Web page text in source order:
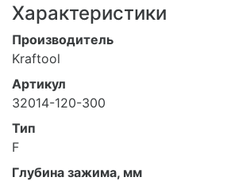
Характеристики
Производитель
Kraftool
Артикул
32014-120-300
Тип
F
Глубина зажима, мм